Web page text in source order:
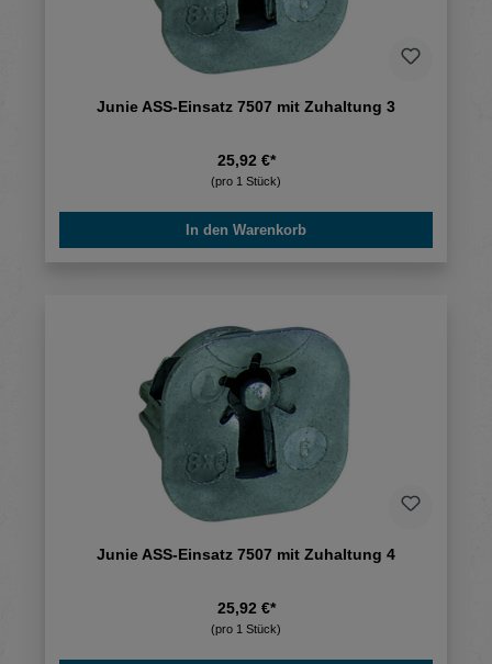
Junie ASS-Einsatz 7507 mit Zuhaltung 3
25,92 €*
(pro 1 Stück)
In den Warenkorb
Junie ASS-Einsatz 7507 mit Zuhaltung 4
25,92 €*
(pro 1 Stück)